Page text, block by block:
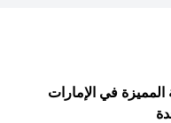
في الإمارات